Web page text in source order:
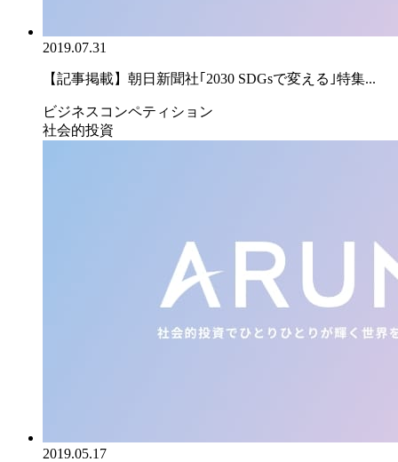
2019.07.31
【記事掲載】朝日新聞社｢2030 SDGsで変える｣特集...
ビジネスコンペティション
社会的投資
2019.05.17